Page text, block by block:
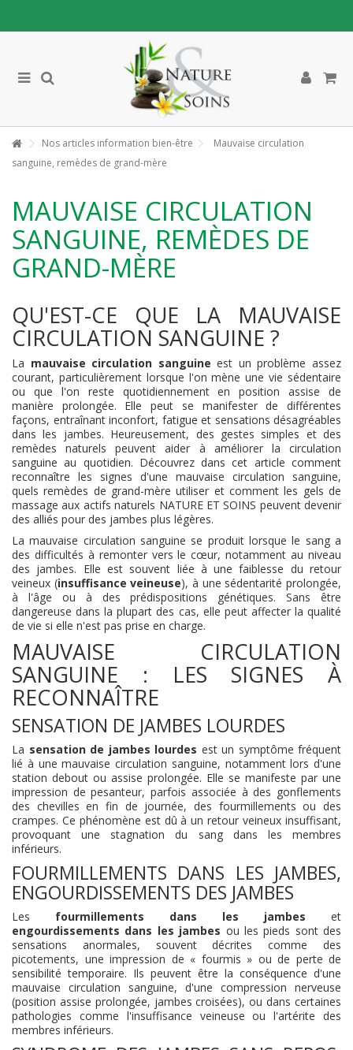
Nos articles information bien-être
Mauvaise circulation
sanguine, remèdes de grand-mère
MAUVAISE CIRCULATION
SANGUINE, REMÈDES DE
GRAND-MÈRE
QU'EST-CE QUE LA MAUVAISE
CIRCULATION SANGUINE ?
La mauvaise circulation sanguine est un problème assez
courant, particulièrement lorsque l'on mène une vie sédentaire
ou que l'on reste quotidiennement en position assise de
manière prolongée. Elle peut se manifester de différentes
façons, entraînant inconfort, fatigue et sensations désagréables
dans les jambes. Heureusement, des gestes simples et des
remèdes naturels peuvent aider à améliorer la circulation
sanguine au quotidien. Découvrez dans cet article comment
reconnaître les signes d'une mauvaise circulation sanguine,
quels remèdes de grand-mère utiliser et comment les gels de
massage aux actifs naturels NATURE ET SOINS peuvent devenir
des alliés pour des jambes plus légères.
La mauvaise circulation sanguine se produit lorsque le sang a
des difficultés à remonter vers le cœur, notamment au niveau
des jambes. Elle est souvent liée à une faiblesse du retour
veineux (insuffisance veineuse), à une sédentarité prolongée,
à l'âge ou à des prédispositions génétiques. Sans être
dangereuse dans la plupart des cas, elle peut affecter la qualité
de vie si elle n'est pas prise en charge.
MAUVAISE CIRCULATION
SANGUINE : LES SIGNES À
RECONNAÎTRE
SENSATION DE JAMBES LOURDES
La sensation de jambes lourdes est un symptôme fréquent
lié à une mauvaise circulation sanguine, notamment lors d'une
station debout ou assise prolongée. Elle se manifeste par une
impression de pesanteur, parfois associée à des gonflements
des chevilles en fin de journée, des fourmillements ou des
crampes. Ce phénomène est dû à un retour veineux insuffisant,
provoquant une stagnation du sang dans les membres
inférieurs.
FOURMILLEMENTS DANS LES JAMBES,
ENGOURDISSEMENTS DES JAMBES
Les fourmillements dans les jambes et
engourdissements dans les jambes ou les pieds sont des
sensations anormales, souvent décrites comme des
picotements, une impression de « fourmis » ou de perte de
sensibilité temporaire. Ils peuvent être la conséquence d'une
mauvaise circulation sanguine, d'une compression nerveuse
(position assise prolongée, jambes croisées), ou dans certaines
pathologies comme l'insuffisance veineuse ou l'artérite des
membres inférieurs.